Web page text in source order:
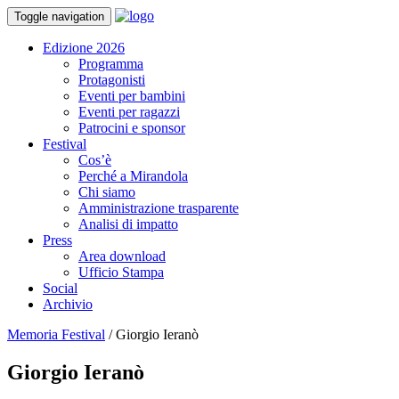
Toggle navigation
Edizione 2026
Programma
Protagonisti
Eventi per bambini
Eventi per ragazzi
Patrocini e sponsor
Festival
Cos’è
Perché a Mirandola
Chi siamo
Amministrazione trasparente
Analisi di impatto
Press
Area download
Ufficio Stampa
Social
Archivio
Memoria Festival /Giorgio Ieranò
Giorgio Ieranò